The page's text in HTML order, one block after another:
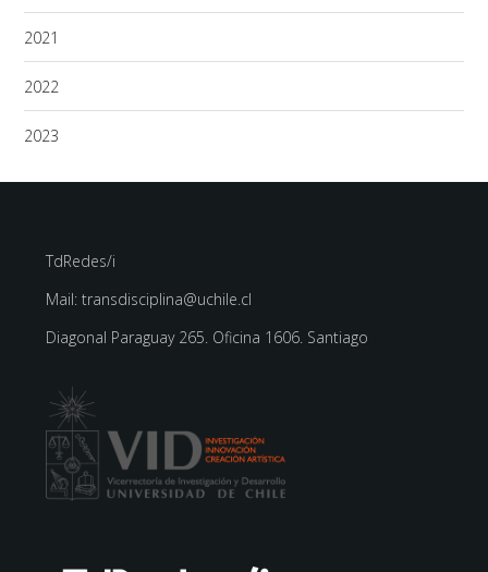
2021
2022
2023
TdRedes/i
Mail: transdisciplina@uchile.cl
Diagonal Paraguay 265. Oficina 1606. Santiago